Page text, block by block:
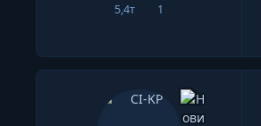
5,4т
сообщения
1Репутация